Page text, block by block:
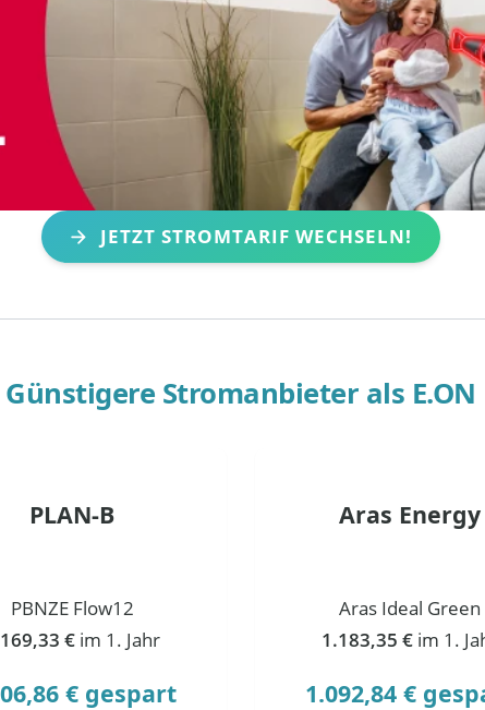
JETZT STROMTARIF WECHSELN!
Günstigere Stromanbieter als E.ON
PLAN-B
PBNZE Flow12
€ im 1. Jahr
€ gespart
Aras Energy
Aras Ideal Green
1.183,35 € im 1.
1.092,84 €